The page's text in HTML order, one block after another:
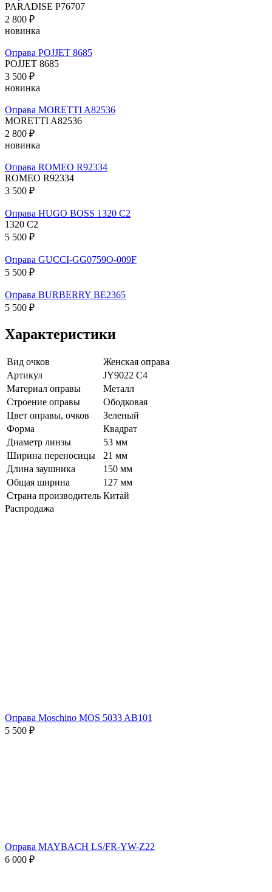
PARADISE P76707
2 800 ₽
новинка
Оправа POJJET 8685
POJJET 8685
3 500 ₽
новинка
Оправа MORETTI A82536
MORETTI A82536
2 800 ₽
новинка
Оправа ROMEO R92334
ROMEO R92334
3 500 ₽
Оправа HUGO BOSS 1320 C2
1320 C2
5 500 ₽
Оправа GUCCI-GG0759O-009F
5 500 ₽
Оправа BURBERRY BE2365
5 500 ₽
Характеристики
Вид очков
Женская оправа
Артикул
JY9022 C4
Материал оправы
Металл
Строение оправы
Ободковая
Цвет оправы, очков
Зеленый
Форма
Квадрат
Диаметр линзы
53 мм
Ширина переносицы
21 мм
Длина заушника
150 мм
Общая ширина
127 мм
Страна производитель Китай
Распродажа
Оправа Moschino MOS 5033 AB101
5 500 ₽
Оправа MAYBACH LS/FR-YW-Z22
6 000 ₽